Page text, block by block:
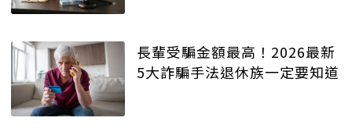
長輩受騙金額最高！2026最新
5大詐騙手法退休族一定要知道